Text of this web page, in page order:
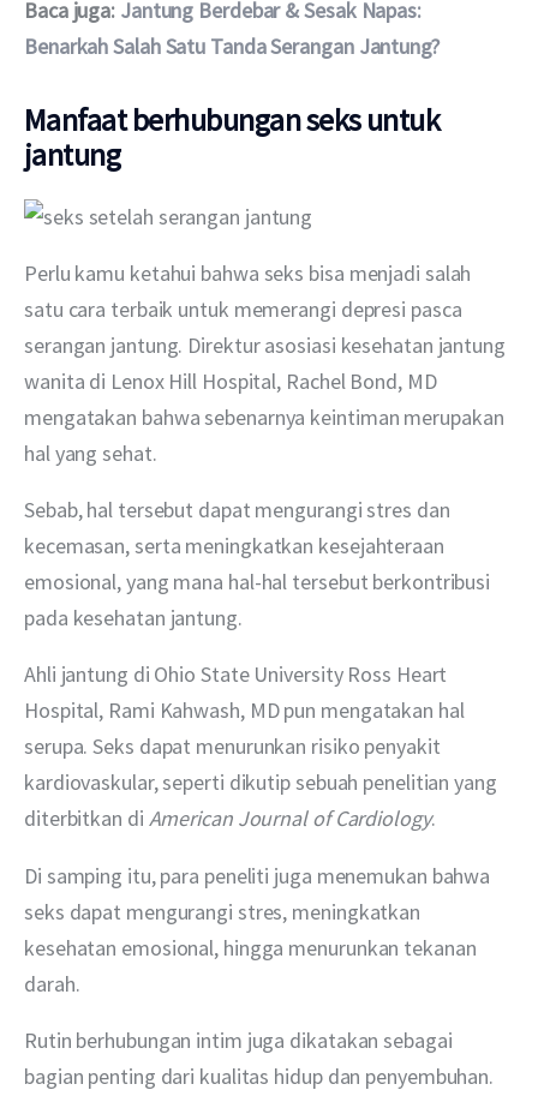
Baca juga: Jantung Berdebar & Sesak Napas:
Benarkah Salah Satu Tanda Serangan Jantung?
Manfaat berhubungan seks untuk
jantung
Perlu kamu ketahui bahwa seks bisa menjadi salah
satu cara terbaik untuk memerangi depresi pasca
serangan jantung. Direktur asosiasi kesehatan jantung
wanita di Lenox Hill Hospital, Rachel Bond, MD
mengatakan bahwa sebenarnya keintiman merupakan
hal yang sehat.
Sebab, hal tersebut dapat mengurangi stres dan
kecemasan, serta meningkatkan kesejahteraan
emosional, yang mana hal-hal tersebut berkontribusi
pada kesehatan jantung.
Ahli jantung di Ohio State University Ross Heart
Hospital, Rami Kahwash, MD pun mengatakan hal
serupa. Seks dapat menurunkan risiko penyakit
kardiovaskular, seperti dikutip sebuah penelitian yang
diterbitkan di American Journal of Cardiology.
Di samping itu, para peneliti juga menemukan bahwa
seks dapat mengurangi stres, meningkatkan
kesehatan emosional, hingga menurunkan tekanan
darah.
Rutin berhubungan intim juga dikatakan sebagai
bagian penting dari kualitas hidup dan penyembuhan.